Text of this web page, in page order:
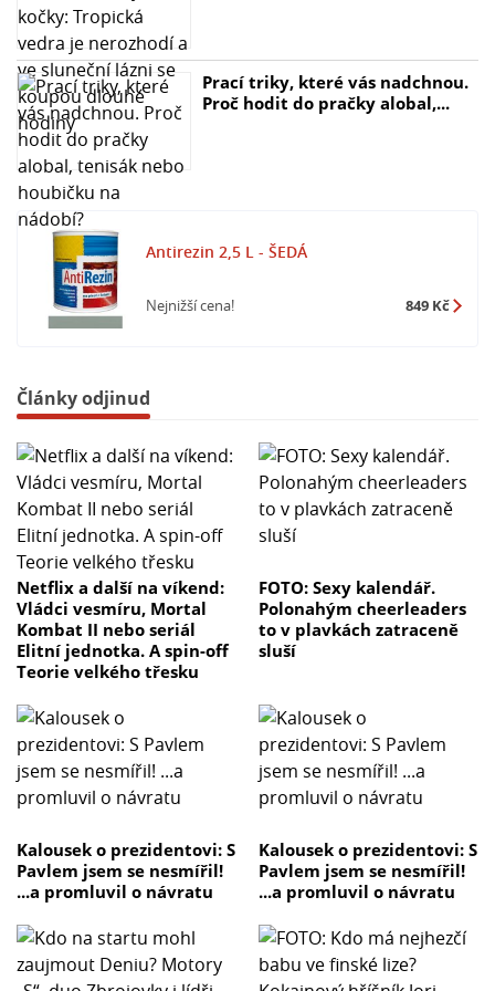
vaše projekty.
Prací triky, které vás nadchnou.
Proč hodit do pračky alobal,...
Antirezin 2,5 L - ŠEDÁ
Nejnižší cena! 849 Kč
Články odjinud
Netflix a další na víkend:
Vládci vesmíru, Mortal
Kombat II nebo seriál
Elitní jednotka. A spin-off
Teorie velkého třesku
FOTO: Sexy kalendář.
Polonahým cheerleaders
to v plavkách zatraceně
sluší
Kalousek o prezidentovi: S
Pavlem jsem se nesmířil!
...a promluvil o návratu
Kalousek o prezidentovi: S
Pavlem jsem se nesmířil!
...a promluvil o návratu